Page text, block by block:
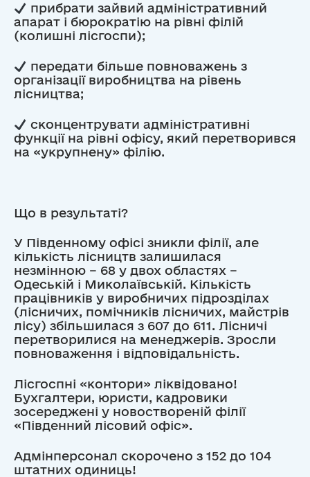
прибрати зайвий адміністративний
апарат і бюрократію на рівні філій
(колишні лісгоспи);
передати більше повноважень з
організації виробництва на рівень
лісництва;
сконцентрувати адміністративні
функції на рівні офісу, який перетворився
на «укрупнену» філію.
Що в результаті?
У Південному офісі зникли філії, але
кількість лісництв залишилася
незмінною – 68 у двох областях –
Одеській і Миколаївській. Кількість
працівників у виробничих підрозділах
(лісничих, помічників лісничих, майстрів
лісу) збільшилася з 607 до 611. Лісничі
перетворилися на менеджерів. Зросли
повноваження і відповідальність.
Лісгоспні «контори» ліквідовано!
Бухгалтери, юристи, кадровики
зосереджені у новоствореній філії
«Південний лісовий офіс».
Адмінперсонал скорочено з 152 до 104
штатних одиниць!